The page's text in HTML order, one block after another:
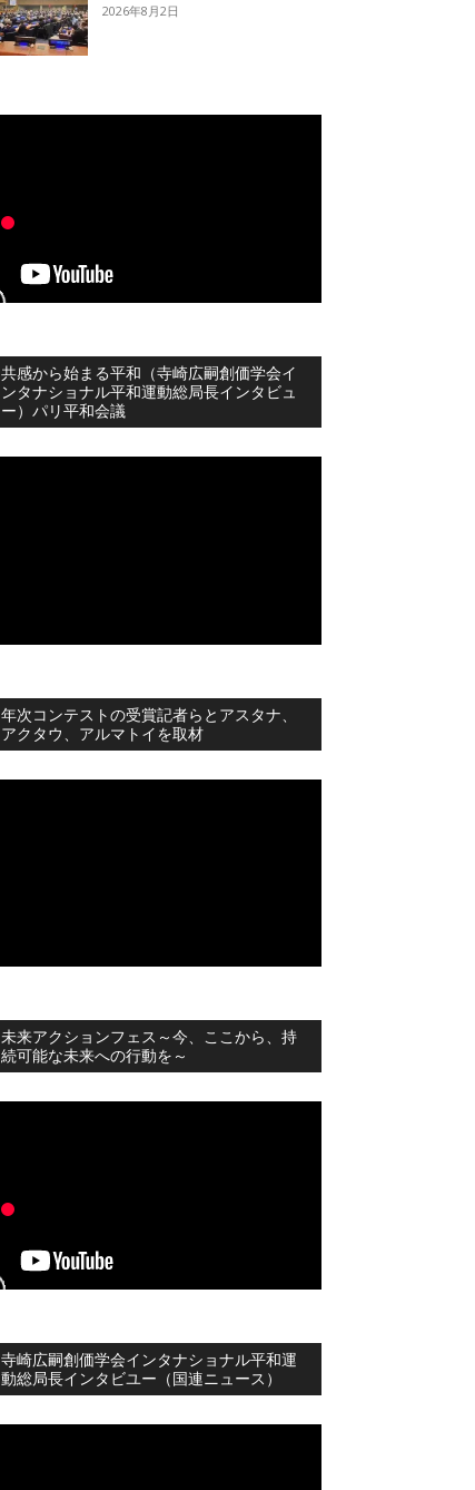
2026年8月2日
共感から始まる平和（寺崎広嗣創価学会イ
ンタナショナル平和運動総局長インタビュ
ー）パリ平和会議
年次コンテストの受賞記者らとアスタナ、
アクタウ、アルマトイを取材
未来アクションフェス～今、ここから、持
続可能な未来への行動を～
寺崎広嗣創価学会インタナショナル平和運
動総局長インタビユー（国連ニュース）